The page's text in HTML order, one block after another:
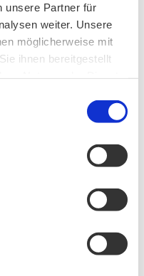
unsere Partner für
weiter. Unsere
möglicherweise mit
ihnen bereitgestellt
MÜNCHEN: